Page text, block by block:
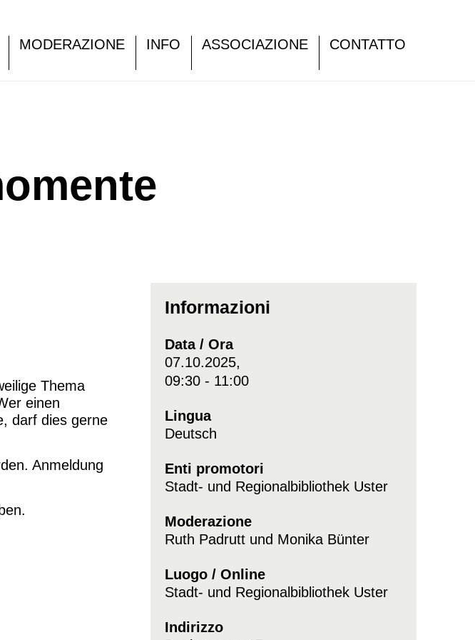
MODERAZIONE INFO ASSOCIAZIONE CONTATTO
Thema
einen
darf dies gerne
Anmeldung
Informazioni
Data / Ora
07.10.2025,
09:30 - 11:00
Lingua
Deutsch
Enti promotori
Stadt- und Regionalbibliothek Uster
Moderazione
Ruth Padrutt und Monika Bünter
Luogo / Online
Stadt- und Regionalbibliothek Uster
Indirizzo